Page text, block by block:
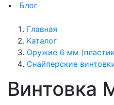
Блог
Главная
Каталог
Оружие 6 мм
Снайперские
Винтовка